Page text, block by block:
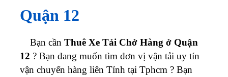
Quận 12
Bạn cần Thuê Xe Tải Chở Hàng ở Quận
12 ? Bạn đang muốn tìm đơn vị vận tải uy tín
vận chuyển hàng liên Tỉnh tại Tphcm ? Bạn